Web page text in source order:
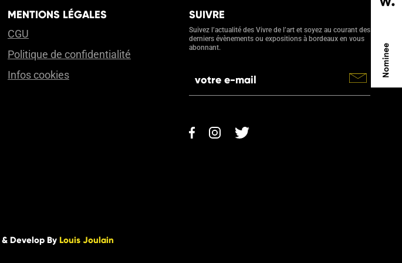
MENTIONS LÉGALES
CGU
Politique de confidentialité
Infos cookies
SUIVRE
Suivez l’actualité des Vivre de l’art et soyez au courant des
derniers évènements ou expositions à bordeaux en vous
abonnant.
& Develop By Louis Joulain